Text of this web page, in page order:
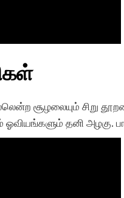
சூழலையும் சிறு
தனி அழகு.